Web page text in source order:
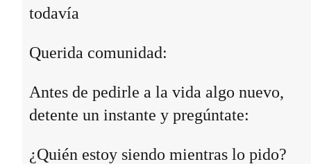
todavía
Querida comunidad:
Antes de pedirle a la vida algo nuevo,
detente un instante y pregúntate:
¿Quién estoy siendo mientras lo pido?